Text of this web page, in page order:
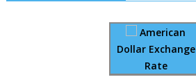
American
Dollar Exchange
Rate